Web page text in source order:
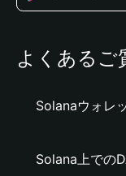
よくあるご
Solanaウォレ
Solana上での